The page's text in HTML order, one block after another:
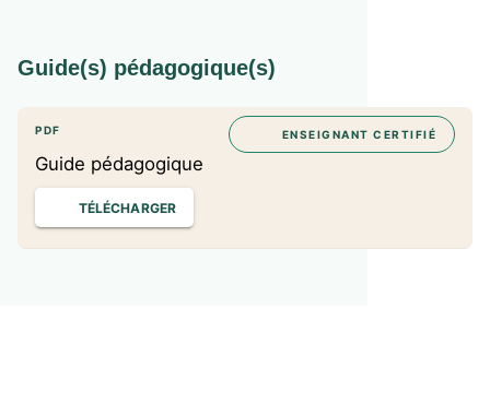
Guide(s) pédagogique(s)
PDF
Guide pédagogique
ENSEIGNANT CERTIFIÉ
TÉLÉCHARGER